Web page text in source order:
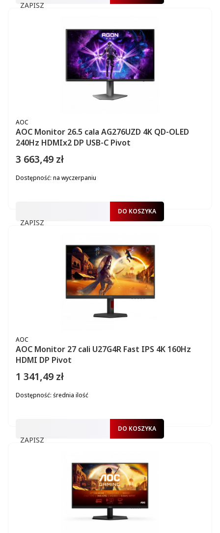
ZAPISZ
AOC Monitor 26.5 cala AG276UZD 4K QD-OLED
240Hz HDMIx2 DP USB-C Pivot
PRODUCENT
AOC
Cena
3 663,49 zł
Dostępność: na wyczerpaniu
ZAPISZ
DO KOSZYKA
AOC Monitor 27 cali U27G4R Fast IPS 4K 160Hz
HDMI DP Pivot
PRODUCENT
AOC
Cena
1 341,49 zł
Dostępność: średnia ilość
ZAPISZ
DO KOSZYKA